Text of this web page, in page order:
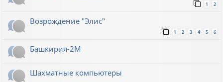
1 2
Возрождение "Элис"
1 2 3 4 5 6
Башкирия-2М
Шахматные компьютеры